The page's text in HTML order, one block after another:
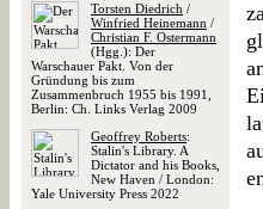
Torsten Diedrich /
Winfried Heinemann /
Christian F. Ostermann
(Hgg.): Der
Warschauer Pakt. Von der
Gründung bis zum
Zusammenbruch 1955 bis 1991,
Berlin: Ch. Links Verlag 2009
Geoffrey Roberts:
Stalin's Library. A
Dictator and his Books,
New Haven / London:
Yale University Press 2022